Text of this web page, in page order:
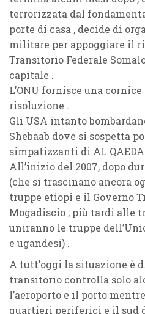
terrorizzata dal
porte di casa , decide di
militare per appoggiare il
Transitorio Federale
capitale .
L’ONU fornisce una
risoluzione .
Gli USA intanto
Shebaab dove si sospetta
simpatizzanti di AL QAEDA.
All’inizio del 2007, dopo
(che si trascinano ancora
truppe etiopi e il Governo
Mogadiscio ; più tardi alle
uniranno le truppe
e ugandesi) .
A tutt’oggi la situazione è
transitorio controlla solo
l’aeroporto e il porto
quartieri periferici e il sud